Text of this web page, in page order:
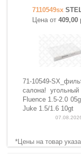
7110549sx
Цена от 409,00
71-10549-
салона!
Fluence 1.5-2.0
Juke 1.5/1.6 10gt
*Цены на товар